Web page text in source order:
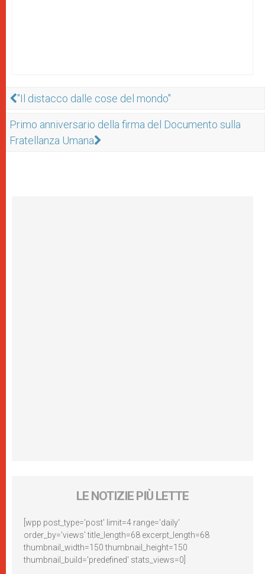
"Il distacco dalle cose del mondo"
Primo anniversario della firma del Documento sulla
Fratellanza Umana
LE NOTIZIE PIÙ LETTE
[wpp post_type='post' limit=4 range='daily'
order_by='views' title_length=68 excerpt_length=68
thumbnail_width=150 thumbnail_height=150
thumbnail_build='predefined' stats_views=0]